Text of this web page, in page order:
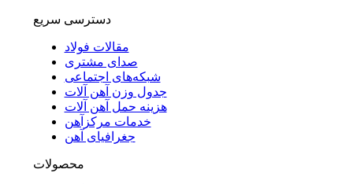
دسترسی سریع
مقالات فولاد
صدای مشتری
شبکه‌های اجتماعی
جدول وزن آهن آلات
هزینه حمل آهن آلات
خدمات مرکزآهن
جغرافیای آهن
محصولات